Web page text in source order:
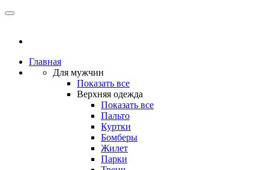
Главная
Для мужчин
Показать все
Верхняя одежда
Показать все
Пальто
Куртки
Бомберы
Жилет
Парки